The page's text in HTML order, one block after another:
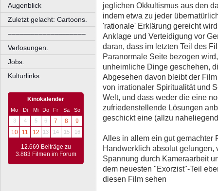
Augenblick
Zuletzt gelacht: Cartoons.
––––––––––––––––––––
Verlosungen.
Jobs.
Kulturlinks.
Kinokalender
Mo Di Mi Do Fr Sa
So
3
4 5 6 7 8
9
10
11 12 13 14 15 16
12.669 Beiträge zu
3.883 Filmen im Forum
jeglichen Okkultismus aus den
indem etwa zu jeder
'rationale' Erklärung gereicht
Anklage und Verteidigung vor
daran, dass im letzten Teil des
Paranormale Seite bezogen
unheimliche Dinge geschehen,
Abgesehen davon bleibt der
von irrationaler Spiritualität und
Welt, und dass weder die eine
zufriedenstellende Lösungen
geschickt eine (allzu
Alles in allem ein gut gemachter
Handwerklich absolut gelungen,
Spannung durch Kameraarbeit
dem neuesten "Exorzist"-Teil
diesen Film sehen